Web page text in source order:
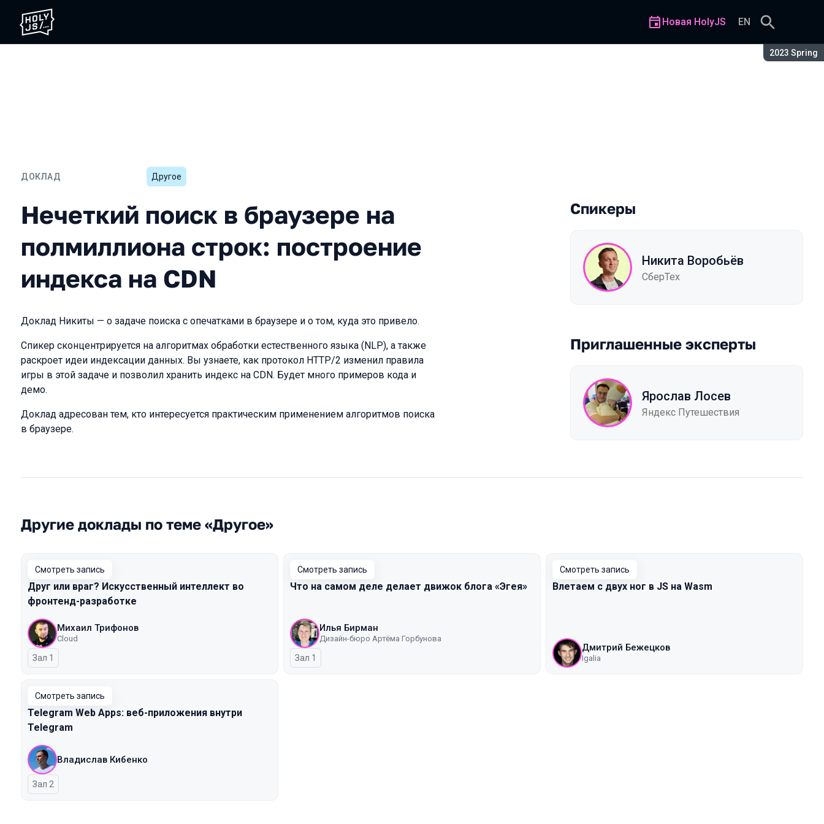
Сезон:
2023 Spring
Новая HolyJS EN
ДОКЛАД
Нечеткий поиск в браузере на полмиллиона строк: построение индекса на CDN
Другое
Нечеткий поиск в браузере на
полмиллиона строк: построение
индекса на CDN
Доклад Никиты — о задаче поиска с опечатками в браузере и о том, куда это привело.
Спикер сконцентрируется на алгоритмах обработки естественного языка (NLP), а также
раскроет идеи индексации данных. Вы узнаете, как протокол HTTP/2 изменил правила
игры в этой задаче и позволил хранить индекс на CDN. Будет много примеров кода и
демо.
Доклад адресован тем, кто интересуется практическим применением алгоритмов поиска
в браузере.
Спикеры
Никита Воробьёв
СберТех
Приглашенные эксперты
Ярослав Лосев
Яндекс Путешествия
Другие доклады по теме «Другое»
Смотреть запись
Друг или враг? Искусственный интеллект во
фронтенд-разработке
Михаил Трифонов
Cloud
Зал 1
Смотреть запись
Что на самом деле делает движок блога «Эгея»
Илья Бирман
Дизайн-бюро Артёма Горбунова
Зал 1
Смотреть запись
Влетаем с двух ног в JS на Wasm
Дмитрий Бежецков
Igalia
Смотреть запись
Telegram Web Apps: веб-приложения внутри
Telegram
Владислав Кибенко
Зал 2